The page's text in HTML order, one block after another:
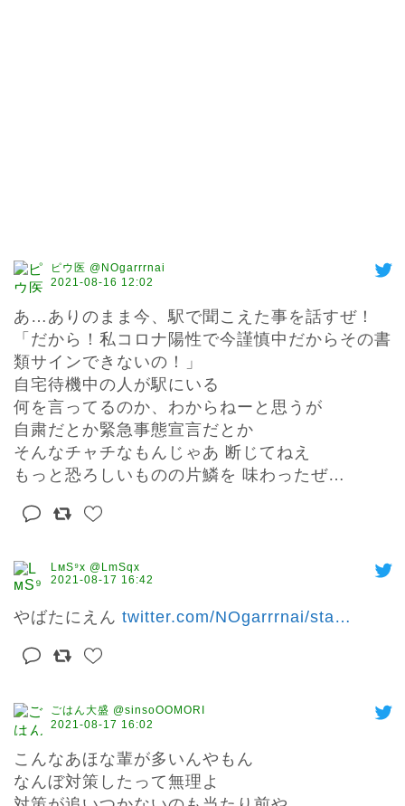
ピウ医 @NOgarrrnai
2021-08-16 12:02
あ…ありのまま今、駅で聞こえた事を話すぜ！
「だから！私コロナ陽性で今謹慎中だからその書
類サインできないの！」
自宅待機中の人が駅にいる
何を言ってるのか、わからねーと思うが
自粛だとか緊急事態宣言だとか
そんなチャチなもんじゃあ 断じてねえ
もっと恐ろしいものの片鱗を 味わったぜ…
LмS⁹x @LmSqx
2021-08-17 16:42
やばたにえん twitter.com/NOgarrrnai/sta…
ごはん大盛 @sinsoOOMORI
2021-08-17 16:02
こんなあほな輩が多いんやもん
なんぼ対策したって無理よ